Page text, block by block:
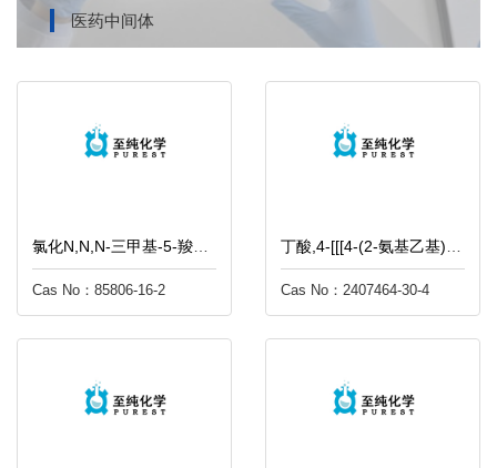
医药中间体
氯化N,N,N-三甲基-5-羧基-1-戊铵
Cas No：85806-16-2
丁酸,4-[[[4-(2-氨基乙基)苯基]甲基]-4-戊烯-1-酰氨基]-4-氧代-,甲酯,盐酸盐(1:1)
Cas No：2407464-30-4